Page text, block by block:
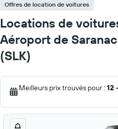
Offres de location de voitures
Locations de
Aéroport de
(SLK)
Meilleurs prix trouvés pour : 12